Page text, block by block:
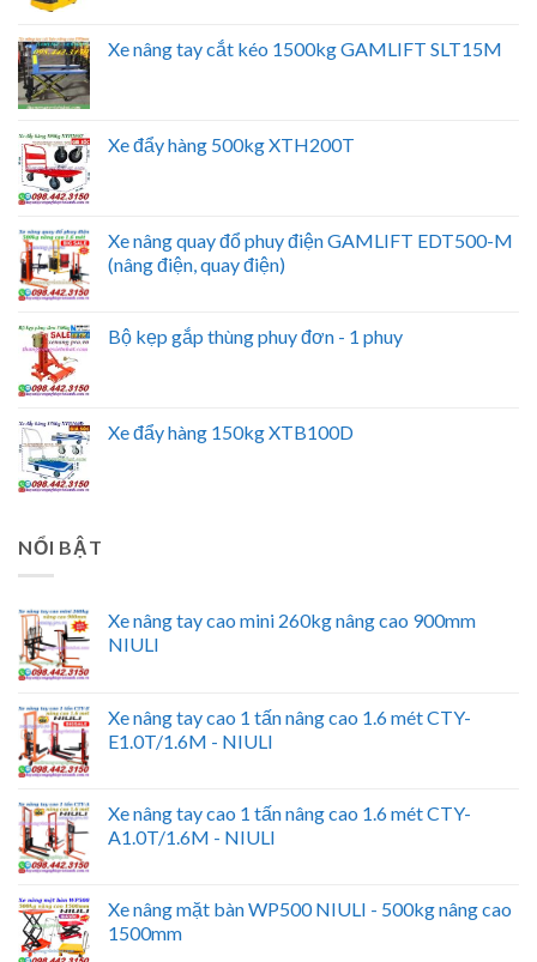
Xe nâng tay cắt kéo 1500kg GAMLIFT SLT15M
Xe đẩy hàng 500kg XTH200T
Xe nâng quay đổ phuy điện GAMLIFT EDT500-M
(nâng điện, quay điện)
Bộ kẹp gắp thùng phuy đơn - 1 phuy
Xe đẩy hàng 150kg XTB100D
NỔI BẬT
Xe nâng tay cao mini 260kg nâng cao 900mm
NIULI
Xe nâng tay cao 1 tấn nâng cao 1.6 mét CTY-
E1.0T/1.6M - NIULI
Xe nâng tay cao 1 tấn nâng cao 1.6 mét CTY-
A1.0T/1.6M - NIULI
Xe nâng mặt bàn WP500 NIULI - 500kg nâng cao
1500mm